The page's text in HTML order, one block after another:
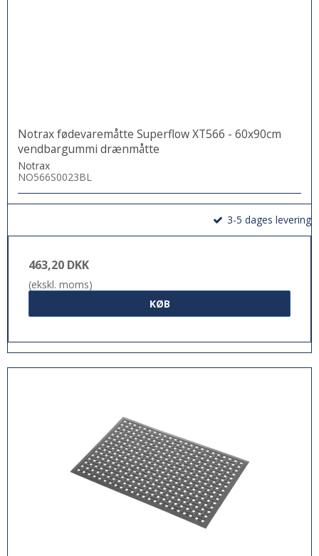
Notrax fødevaremåtte Superflow XT566 - 60x90cm
vendbargummi drænmåtte
Notrax
NO566S0023BL
3-5 dages levering
463,20 DKK
(ekskl. moms)
KØB